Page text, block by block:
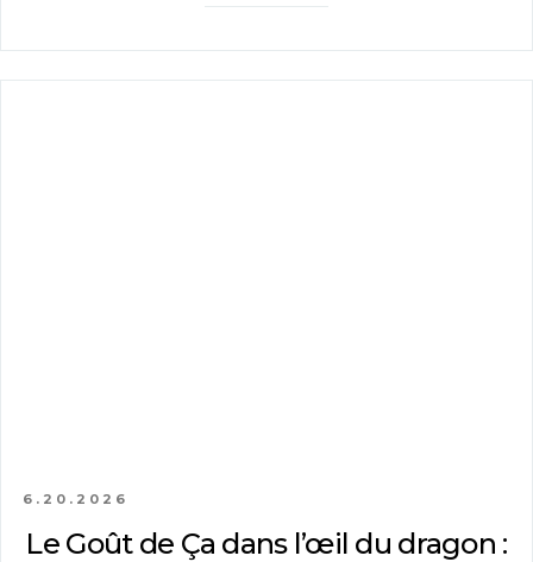
6.20.2026
Le Goût de Ça dans l’œil du dragon :